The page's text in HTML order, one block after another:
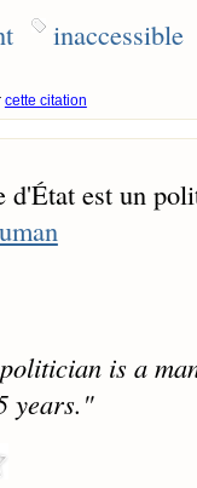
inaccessible
cette citation
d'État est un
is a
years."